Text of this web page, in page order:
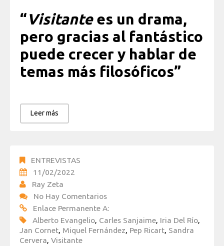
“Visitantees un drama,
pero gracias al fantástico
puede crecer y hablar de
temas más filosóficos”
Leer más
ENTREVISTAS
11/02/2022
Ray Zeta
No Hay Comentarios
Enlace Permanente A:
Alberto Evangelio Carles Sanjaime Iria Del Río
Jan Cornet Miquel Fernández Pep Ricart Sandra
Cervera Visitante